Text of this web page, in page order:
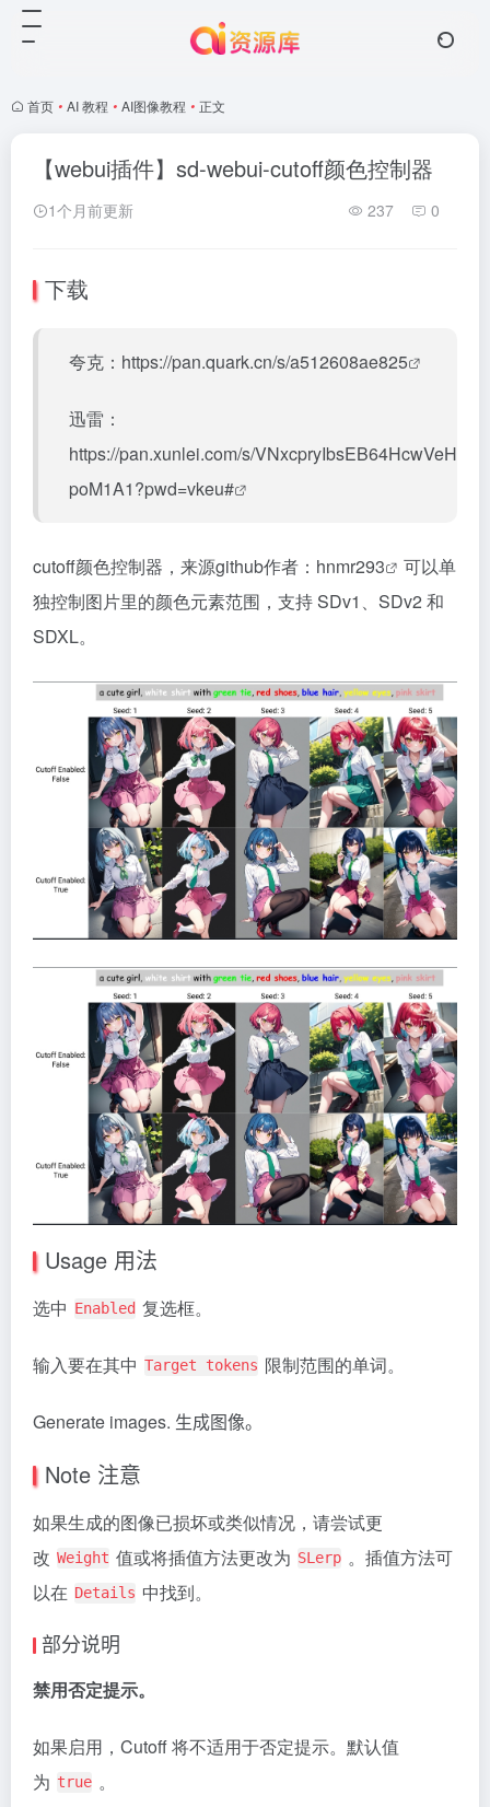
首页 • AI 教程 • AI图像教程 • 正文
【webui插件】sd-webui-cutoff颜色控制器
1个月前更新 237 0
下载
夸克： https://pan.quark.cn/s/a512608ae825
迅雷：
https://pan.xunlei.com/s/VNxcpryIbsEB64HcwVeH
poM1A1?pwd=vkeu#
cutoff颜色控制器，来源github作者： hnmr293
可以单
独控制图片里的颜色元素范围，支持 SDv1、SDv2 和
SDXL。
Usage 用法
选中 Enabled 复选框。
输入要在其中 Target tokens 限制范围的单词。
Generate images. 生成图像。
Note 注意
如果生成的图像已损坏或类似情况，请尝试更
改 Weight 值或将插值方法更改为 SLerp 。插值方法可
以在 Details 中找到。
部分说明
禁用否定提示。
如果启用，Cutoff 将不适用于否定提示。默认值
为 true 。